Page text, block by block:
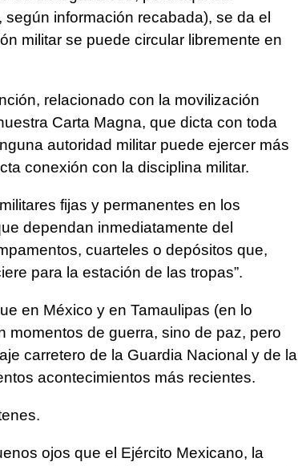
información recabada), se da el
militar se puede circular libremente en
relacionado con la movilización
Carta Magna, que dicta con toda
autoridad militar puede ejercer más
conexión con la disciplina militar.
fijas y permanentes en los
dependan inmediatamente del
cuarteles o depósitos que,
para la estación de las tropas”.
en México y en Tamaulipas (en lo
momentos de guerra, sino de paz, pero
carretero de la Guardia Nacional y de la
acontecimientos más recientes.
ojos que el Ejército Mexicano, la